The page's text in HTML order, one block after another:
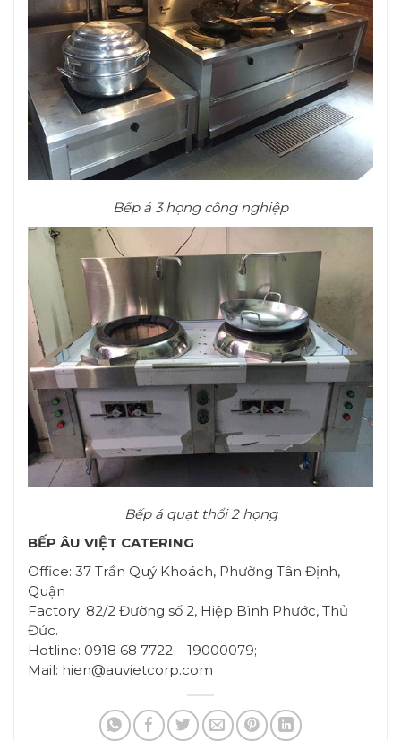
Bếp á 3 họng công nghiệp
Bếp á quạt thổi 2 họng
BẾP ÂU VIỆT CATERING
Office: 37 Trần Quý Khoách, Phường Tân Định,
Quận
Factory: 82/2 Đường số 2, Hiệp Bình Phước, Thủ
Đức.
Hotline: 0918 68 7722 – 19000079;
Mail: hien@auvietcorp.com